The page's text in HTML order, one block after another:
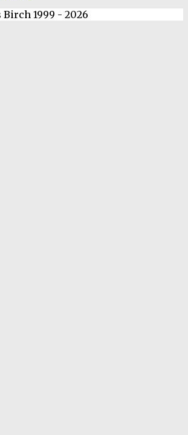
1999 - 2026